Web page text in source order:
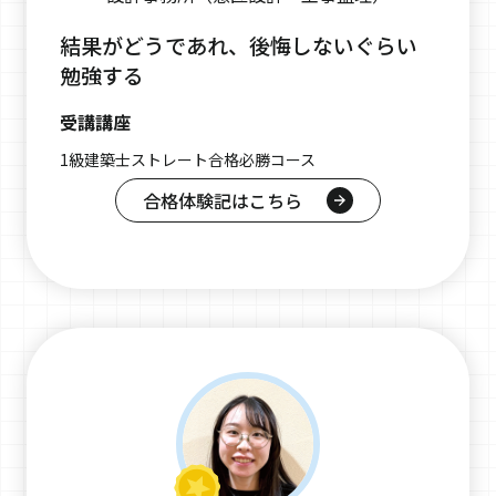
結果がどうであれ、後悔しないぐらい
勉強する
受講講座
1級建築士ストレート合格必勝コース
合格体験記はこちら